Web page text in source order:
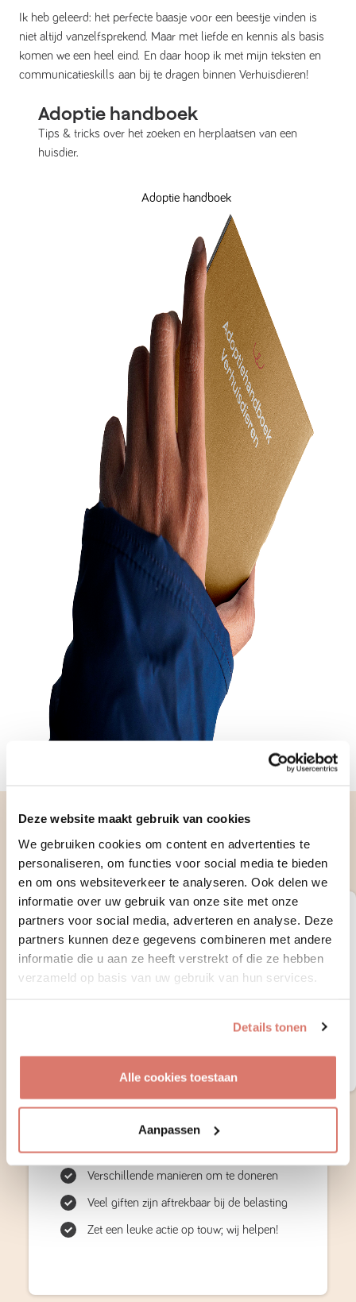
Deze website maakt gebruik van cookies
We gebruiken cookies om content en advertenties te
personaliseren, om functies voor social media te bieden
en om ons websiteverkeer te analyseren. Ook delen we
informatie over uw gebruik van onze site met onze
partners voor social media, adverteren en analyse. Deze
partners kunnen deze gegevens combineren met andere
informatie die u aan ze heeft verstrekt of die ze hebben
verzameld op basis van uw gebruik van hun services.
Details tonen
Alle cookies toestaan
Aanpassen
Ik heb geleerd: het perfecte baasje voor een beestje vinden is
niet altijd vanzelfsprekend. Maar met liefde en kennis als basis
komen we een heel eind. En daar hoop ik met mijn teksten en
communicatieskills aan bij te dragen binnen Verhuisdieren!
Adoptie handboek
Tips & tricks over het zoeken en herplaatsen van een
huisdier.
Adoptie handboek
Op Verhuisdieren.nl zoek je
verantwoord naar jouw ideale hond,
kat of konijn
Steun de stichting
Ontvang notificaties van nieuwe matches
Bekijk contactgegevens van matches
Verhuisdieren.nl is een Erkend
Goed Doel
Verschillende manieren om te doneren
Veel giften zijn aftrekbaar bij de belasting
Zet een leuke actie op touw; wij helpen!